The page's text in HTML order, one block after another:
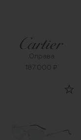
Оправа
187 000 ₽